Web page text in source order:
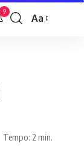
9
Font
Aa
Tempo: 2 min.